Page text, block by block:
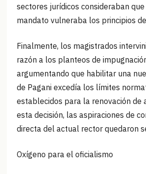
sectores jurídicos consideraban que
mandato vulneraba los principios
Finalmente, los magistrados
razón a los planteos de
argumentando que habilitar una
de Pagani excedía los límites
establecidos para la renovación de
esta decisión, las aspiraciones de
directa del actual rector quedaron
Oxígeno para el oficialismo